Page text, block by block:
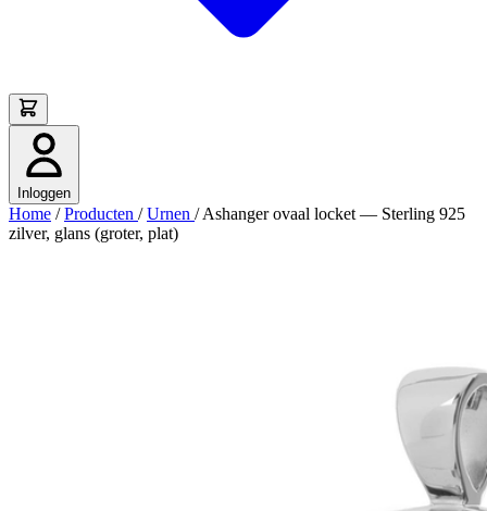
Inloggen
Home / Producten / Urnen / Ashanger ovaal locket — Sterling 925
zilver, glans (groter, plat)